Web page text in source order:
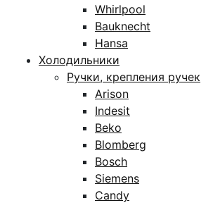
Whirlpool
Bauknecht
Hansa
Холодильники
Ручки, крепления ручек
Arison
Indesit
Beko
Blomberg
Bosch
Siemens
Candy